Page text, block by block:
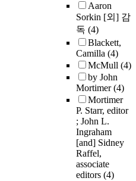
Aaron
Sorkin [외] 감
독 (4)
Blackett,
Camilla (4)
McMull (4)
by John
Mortimer(4)
Mortimer
P. Starr, editor
; John L.
Ingraham
[and] Sidney
Raffel,
associate
editors (4)